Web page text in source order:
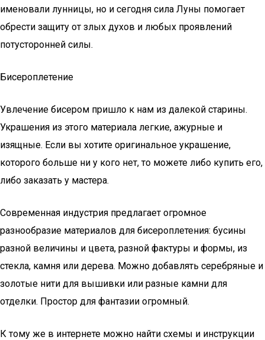
именовали лунницы, но и сегодня сила Луны помогает
обрести защиту от злых духов и любых проявлений
потусторонней силы.
Бисероплетение
Увлечение бисером пришло к нам из далекой старины.
Украшения из этого материала легкие, ажурные и
изящные. Если вы хотите оригинальное украшение,
которого больше ни у кого нет, то можете либо купить его,
либо заказать у мастера.
Современная индустрия предлагает огромное
разнообразие материалов для бисероплетения: бусины
разной величины и цвета, разной фактуры и формы, из
стекла, камня или дерева. Можно добавлять серебряные и
золотые нити для вышивки или разные камни для
отделки. Простор для фантазии огромный.
К тому же в интернете можно найти схемы и инструкции